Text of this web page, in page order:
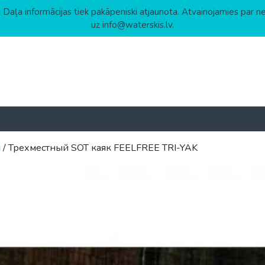
informācijas tiek pakāpeniski atjaunota. Atvainojamies par
uz info@waterskis.lv.
/ Трехместный SOT каяк FEELFREE TRI-YAK